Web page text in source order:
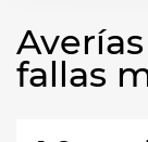
fallas